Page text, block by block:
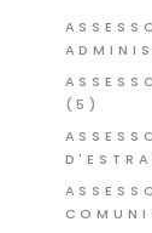
(5)